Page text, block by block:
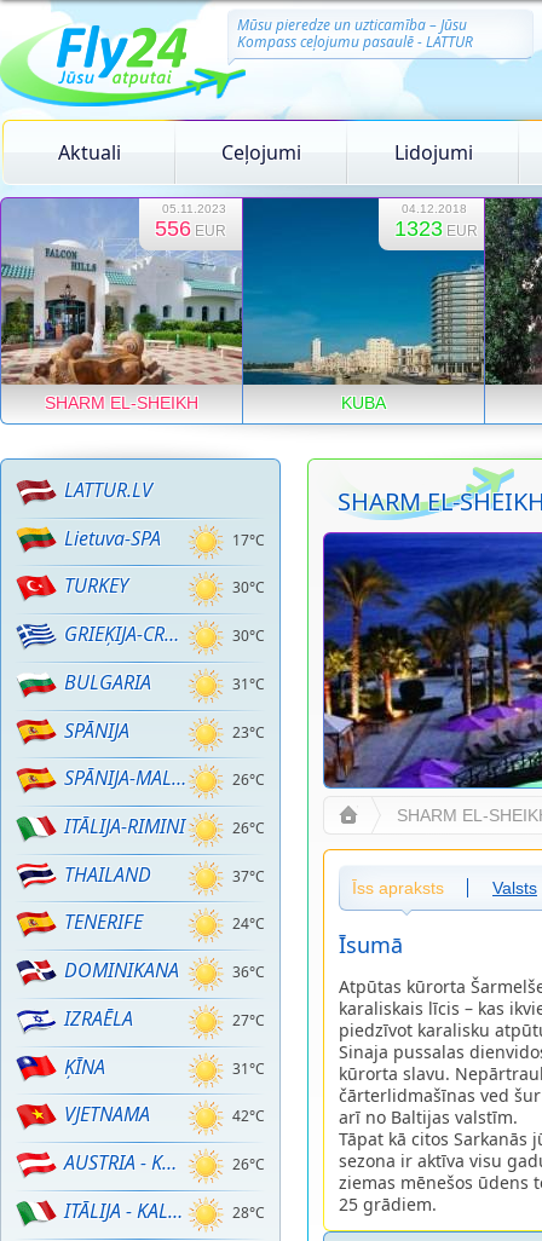
Mūsu pieredze un uzticamība – Jūsu
Kompass ceļojumu pasaulē - LATTUR
Aktuali Ceļojumi Lidojumi
05.11.2023
556 EUR
SHARM EL-SHEIKH
04.12.2018
1323 EUR
KUBA
LATTUR.LV
17°C
Lietuva-SPA
30°C
TURKEY
30°C
GRIEĶIJA-CRETE
31°C
BULGARIA
23°C
SPĀNIJA
26°C
SPĀNIJA-MALLORCA
26°C
ITĀLIJA-RIMINI
37°C
THAILAND
24°C
TENERIFE
36°C
DOMINIKANA
27°C
IZRAĒLA
31°C
ĶĪNA
42°C
VJETNAMA
26°C
AUSTRIA - KALNU SLĒPOŠANA!
28°C
ITĀLIJA - KALNU SLĒPOŠANA
SHARM EL-
SHARM EL-
Īss apraksts Valsts
Īsumā
Atpūtas kūrorta
karaliskais līcis – kas
piedzīvot karalisku
Sinaja pussalas
kūrorta slavu.
čārterlidmašīnas ved
arī no Baltijas valstīm.
Tāpat kā citos
sezona ir aktīva visu
ziemas mēnešos ūdens
25 grādiem.